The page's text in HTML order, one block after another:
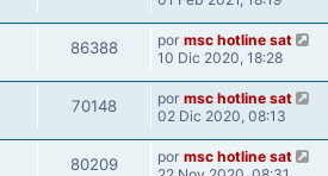
86388 por msc hotline sat
10 Dic 2020, 18:28
70148 por msc hotline sat
02 Dic 2020, 08:13
80209 por msc hotline sat